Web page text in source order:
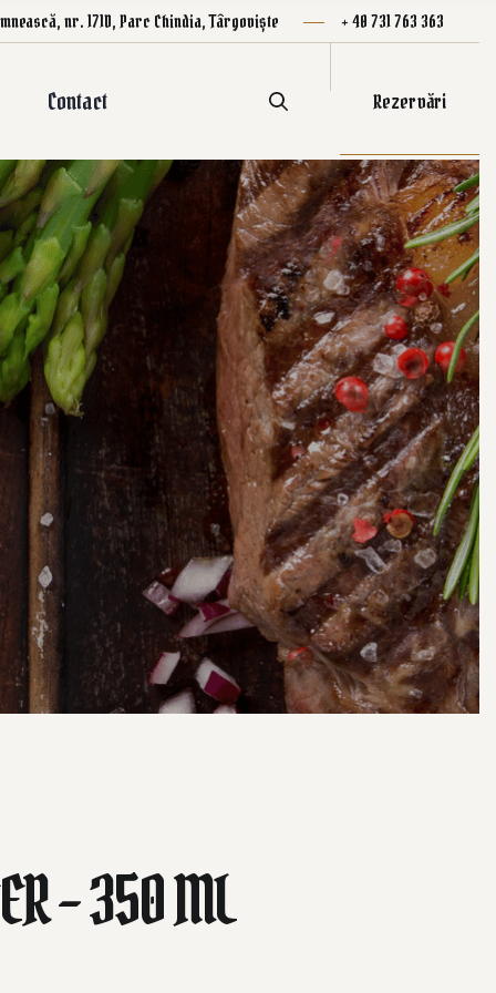
nr. 171D, Parc Chindia, Târgoviște + 40 731 763 363
Contact Rezervări
– 350 ML